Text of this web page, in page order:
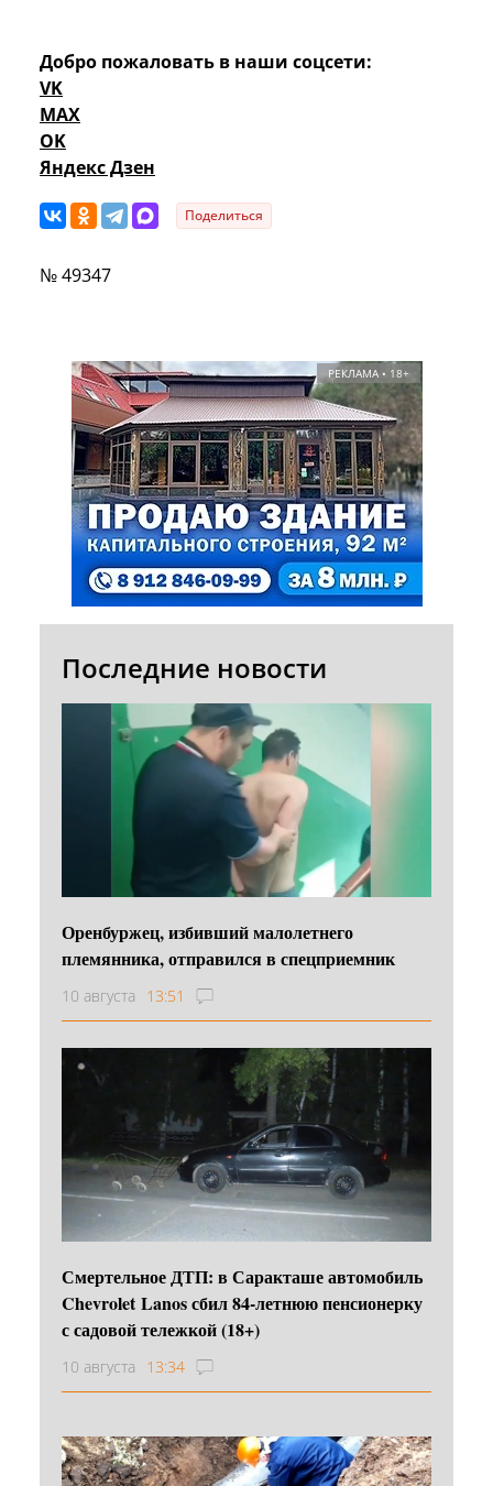
Добро пожаловать в наши соцсети:
VK
MAX
OK
Яндекс Дзен
Поделиться
№ 49347
РЕКЛАМА • 18+
Последние новости
Оренбуржец, избивший малолетнего
племянника, отправился в спецприемник
10 августа 13:51
Смертельное ДТП: в Саракташе автомобиль
Chevrolet Lanos сбил 84-летнюю пенсионерку
с садовой тележкой (18+)
10 августа 13:34